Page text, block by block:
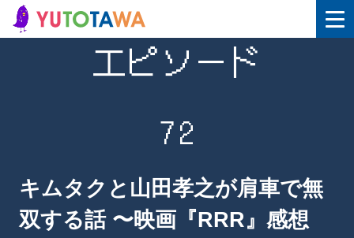
エピソード
72
キムタクと山田孝之が肩車で無
双する話 〜映画『RRR』感想